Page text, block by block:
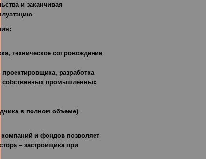
и заканчивая
техническое сопровождение
разработка
собственных промышленных
в полном объеме).
и фондов позволяет
– застройщика при